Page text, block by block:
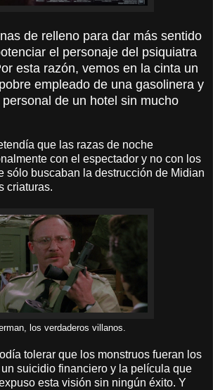
de relleno para dar más sentido
el personaje del psiquiatra
esta razón, vemos en la cinta un
empleado de una gasolinera y
de un hotel sin mucho
que las razas de noche
con el espectador y no con los
sólo buscaban la destrucción de Midian
criaturas.
los verdaderos villanos.
tolerar que los monstruos fueran los
suicidio financiero y la película que
esta visión sin ningún éxito. Y